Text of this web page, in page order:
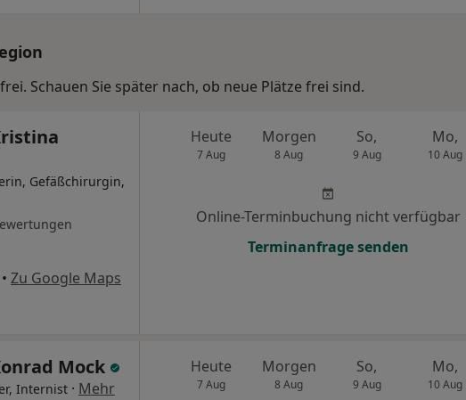
Schauen Sie später nach, ob neue Plätze frei sind.
Gefäßchirurgin,
• Zu Google Maps
Heute
7 Aug
Morgen
8 Aug
So,
9 Aug
Mo,
10 Aug
Online-Terminbuchung nicht verfügbar
Terminanfrage senden
Mock
Internist · Mehr
Heute
7 Aug
Morgen
8 Aug
So,
9 Aug
Mo,
10 Aug